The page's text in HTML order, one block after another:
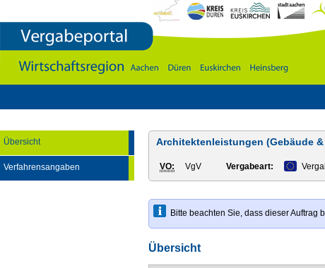
Aachen
DÃ¼ren
Heinsberg
Übersicht
Verfahrensangaben
Architektenleistungen (Gebäude
VO: VgV Vergabeart:
Bitte beachten Sie, dass dieser
Übersicht